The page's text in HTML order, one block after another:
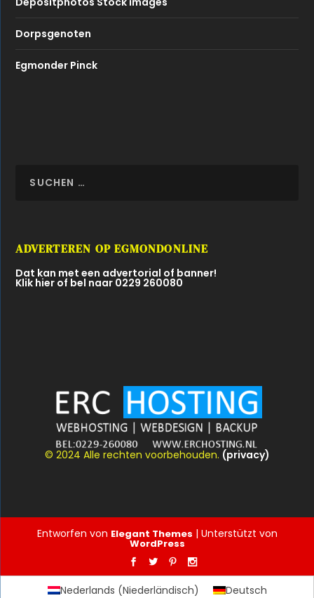
Dorpsgenoten
Egmonder Pinck
ADVERTEREN OP EGMONDONLINE
Dat kan met een advertorial of banner!
Klik hier of bel naar 0229 260080
© 2024 Alle rechten voorbehouden. (privacy)
Entworfen von Elegant Themes | Unterstützt von
WordPress
Nederlands (Niederländisch) Deutsch